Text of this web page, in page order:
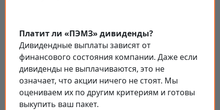
Платит ли «ПЭМЗ» дивиденды?
Дивидендные выплаты зависят от
финансового состояния компании. Даже если
дивиденды не выплачиваются, это не
означает, что акции ничего не стоят. Мы
оцениваем их по другим критериям и готовы
выкупить ваш пакет.